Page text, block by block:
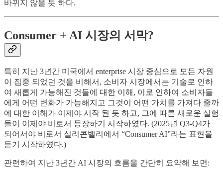
바뀌지 않을 듯 하다.
Consumer + AI 시장의 서막?
특히 지난 3년간 미국에서 enterprise 시장 중심으로 모든 자원
이 집중 되었던 것을 비해서, 소비자 시장에서는 기술로 인하
여 새롭게 가능해진 것들에 대한 이해, 이로 인하여 소비자들
에게 어떤 변화가 가능해지고 그것이 어떤 가치를 가져다 줄까
에 대한 이해가 이제야 시작 된 듯 하고, 그에 따른 새로운 실험
들이 이제야 비로서 등장하기 시작하였다. (2025년 Q3-Q4가
되어서야 비로서 실리콘밸리에서 “Consumer AI”라는 표현을
듣기 시작하였다.)
관련하여 지난 3년간 AI 시장의 흐름을 간단히 요약해 보면: